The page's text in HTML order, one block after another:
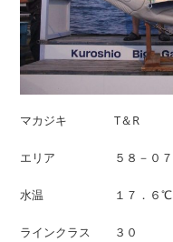
マカジキ T＆R
エリア ５８－０７
水温 １７．６℃
ラインクラス ３０